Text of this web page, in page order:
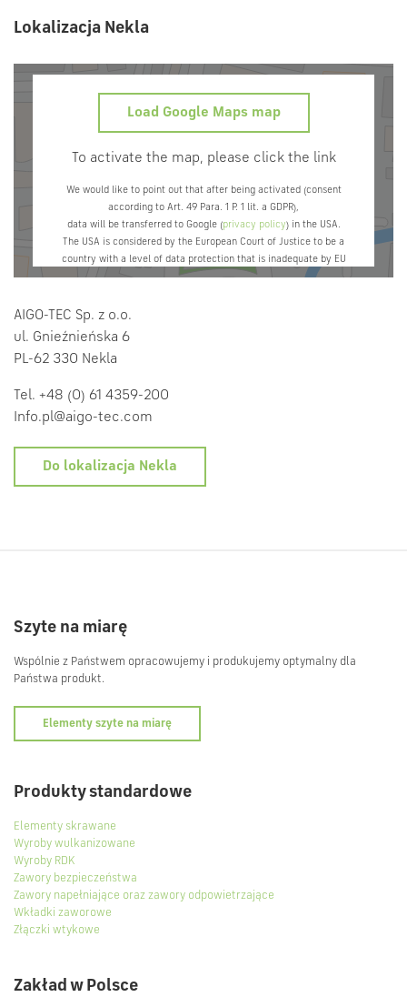
Lokalizacja Nekla
Load Google Maps map
To activate the map, please click the link
We would like to point out that after being activated (consent
according to Art. 49 Para. 1 P. 1 lit. a GDPR),
data will be transferred to Google (privacy policy) in the USA.
The USA is considered by the European Court of Justice to be a
country with a level of data protection that is inadequate by EU
standards.
AIGO-TEC Sp. z o.o.
ul. Gnieźnieńska 6
PL-62 330 Nekla
Tel. +48 (0) 61 4359-200
Info.pl@aigo-tec.com
Do lokalizacja Nekla
Szyte na miarę
Wspólnie z Państwem opracowujemy i produkujemy optymalny dla
Państwa produkt.
Elementy szyte na miarę
Produkty standardowe
Elementy skrawane
Wyroby wulkanizowane
Wyroby RDK
Zawory bezpieczeństwa
Zawory napełniające oraz zawory odpowietrzające
Wkładki zaworowe
Złączki wtykowe
Zakład w Polsce